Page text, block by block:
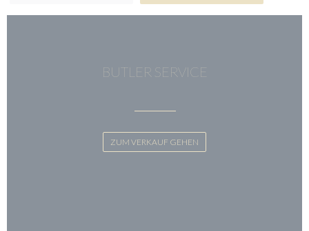
BUTLER SERVICE
ZUM VERKAUF GEHEN